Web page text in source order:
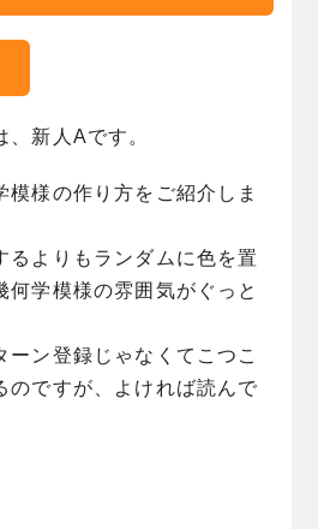
新人Aです。
模様の作り方をご紹介しま
るよりもランダムに色を置
何学模様の雰囲気がぐっと
ーン登録じゃなくてこつこ
のですが、よければ読んで